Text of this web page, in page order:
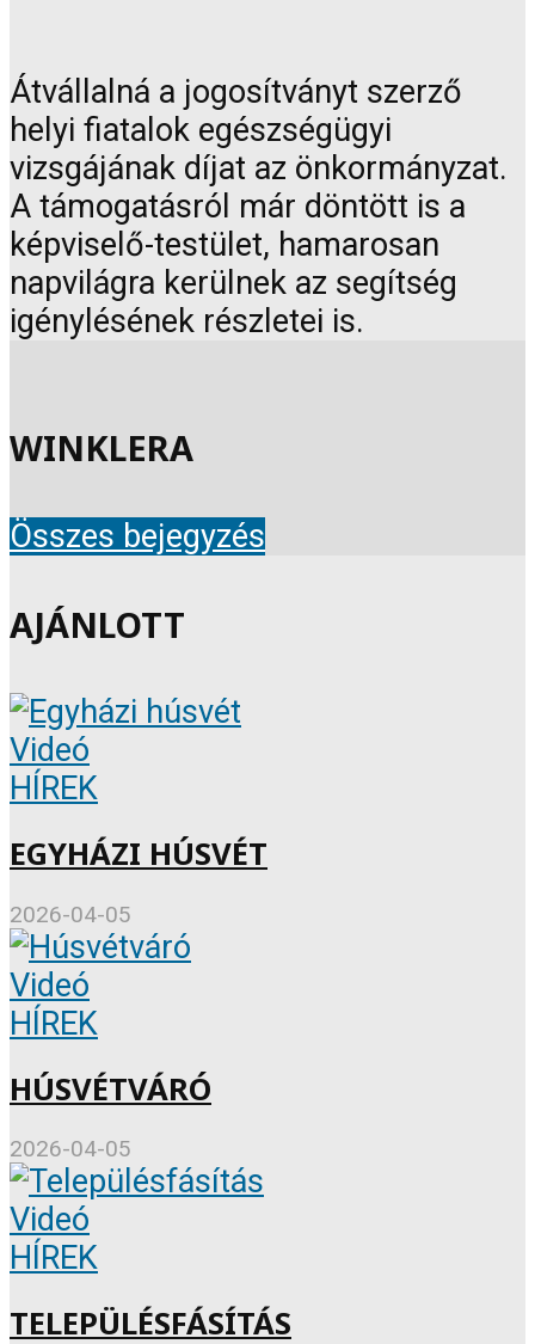
Átvállalná a jogosítványt szerző
helyi fiatalok egészségügyi
vizsgájának díjat az önkormányzat.
A támogatásról már döntött is a
képviselő-testület, hamarosan
napvilágra kerülnek az segítség
igénylésének részletei is.
WINKLERA
Összes bejegyzés
AJÁNLOTT
Videó
HÍREK
EGYHÁZI HÚSVÉT
2026-04-05
Videó
HÍREK
HÚSVÉTVÁRÓ
2026-04-05
Videó
HÍREK
TELEPÜLÉSFÁSÍTÁS